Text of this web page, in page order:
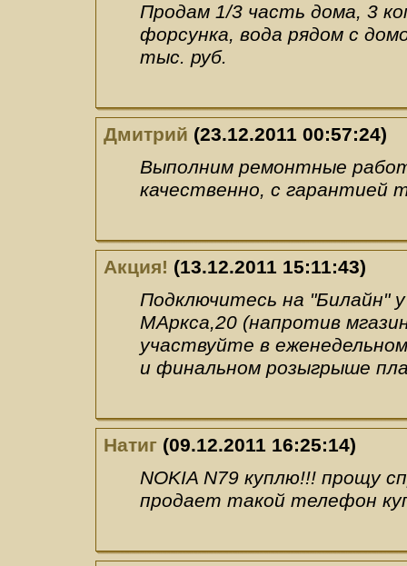
Продам 1/3 часть дома, 3
форсунка, вода рядом с
тыс. руб.
Дмитрий (23.12.2011 00:57:24)
Выполним ремонтные
качественно, с гарантией
Акция! (13.12.2011 15:11:43)
Подключитесь на "Билайн"
МАркса,20 (напротив
участвуйте в
и финальном розыгрыше
Натиг (09.12.2011 16:25:14)
NOKIA N79 куплю!!! прощу
продает такой телефон